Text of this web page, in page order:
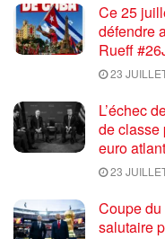
Ce 25
défendre
Rueff
23
L’échec
de classe
euro
23
Coupe
salutaire